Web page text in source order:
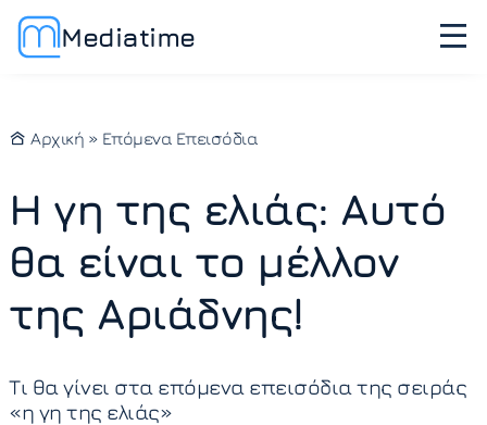
Mediatime
Αρχική » Επόμενα Επεισόδια
Η γη της ελιάς: Αυτό
θα είναι το μέλλον
της Αριάδνης!
Τι θα γίνει στα επόμενα επεισόδια της σειράς
«η γη της ελιάς»